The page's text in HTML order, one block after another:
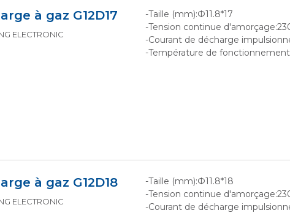
à gaz G12D17
ELECTRONIC
-Taille (mm):Ф11.8*17
-Tension continue
-Courant de décharge
-Température de
à gaz G12D18
ELECTRONIC
-Taille (mm):Ф11.8*18
-Tension continue
-Courant de décharge